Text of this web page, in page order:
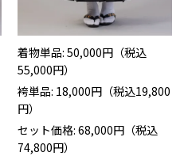
着物単品: 50,000円（税込
55,000円）
袴単品: 18,000円（税込19,800
円）
セット価格: 68,000円（税込
74,800円）